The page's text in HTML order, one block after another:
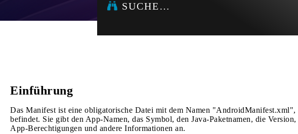
SUCHE…
Einführung
Das Manifest ist eine obligatorische Datei mit dem Namen
befindet. Sie gibt den App-Namen, das Symbol, den Java-Paketnamen, die
App-Berechtigungen und andere Informationen an.